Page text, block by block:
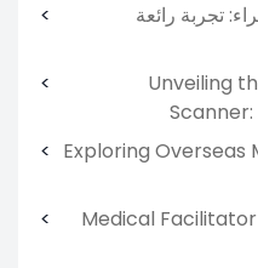
تجربة رائعة
Unveiling
Exploring Overseas
Medical